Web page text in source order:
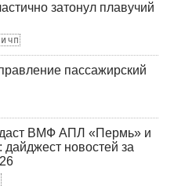
затонул плавучий
чп
пассажирский
ВМФ АПЛ «Пермь» и
новостей за